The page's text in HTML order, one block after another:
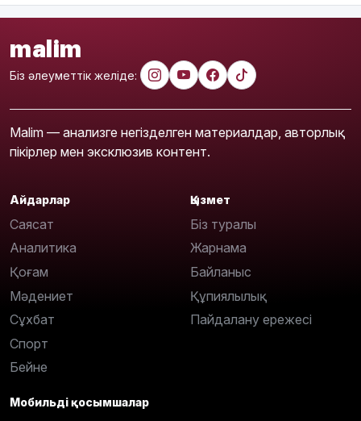
malim
Біз әлеуметтік желіде:
Malim — анализге негізделген материалдар, авторлық
пікірлер мен эксклюзив контент.
Айдарлар
Саясат
Аналитика
Қоғам
Мәдениет
Сұхбат
Спорт
Бейне
Қызмет
Біз туралы
Жарнама
Байланыс
Құпиялылық
Пайдалану ережесі
Мобильді қосымшалар